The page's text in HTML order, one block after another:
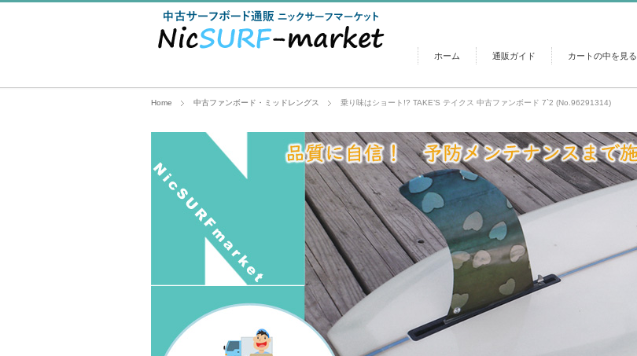
ホーム 通販ガイド カートの中を見る
Home 中古ファンボード・ミッドレングス 乗り味はショート!? TAKE’S テイクス 中古ファンボード 7`2 (No.96291314)